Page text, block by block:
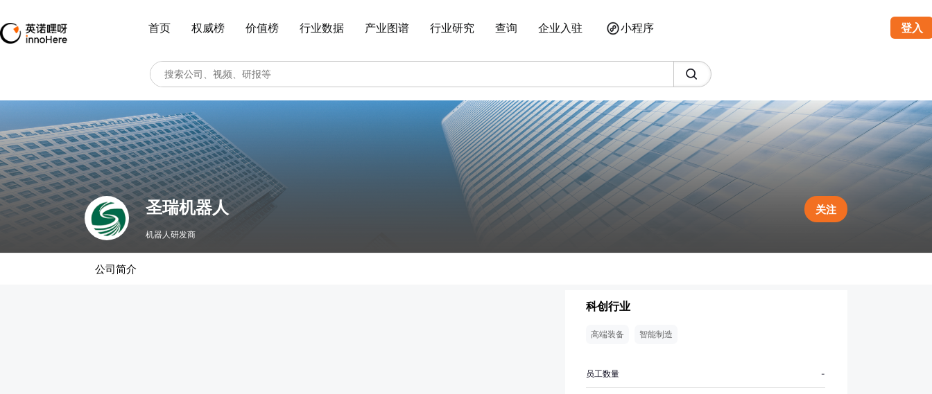
首页 权威榜 价值榜 行业数据 产业图谱 行业研究 查询 企业入驻 小程序 登入
圣瑞机器人
机器人研发商
关注
公司简介
科创行业
高端装备 智能制造
员工数量 -